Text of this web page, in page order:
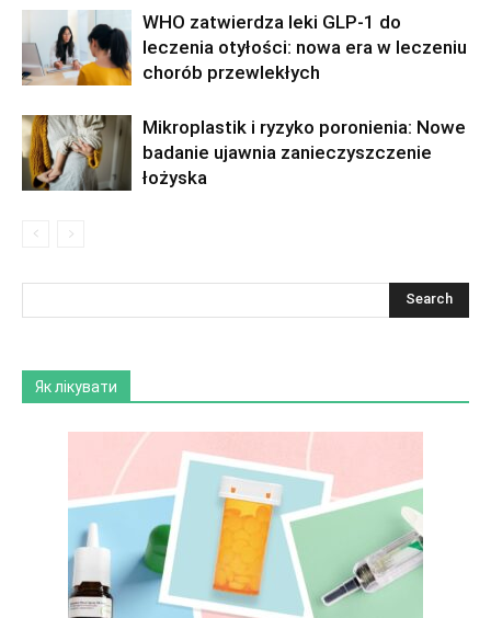
WHO zatwierdza leki GLP-1 do
leczenia otyłości: nowa era w leczeniu
chorób przewlekłych
Mikroplastik i ryzyko poronienia: Nowe
badanie ujawnia zanieczyszczenie
łożyska
Як лікувати